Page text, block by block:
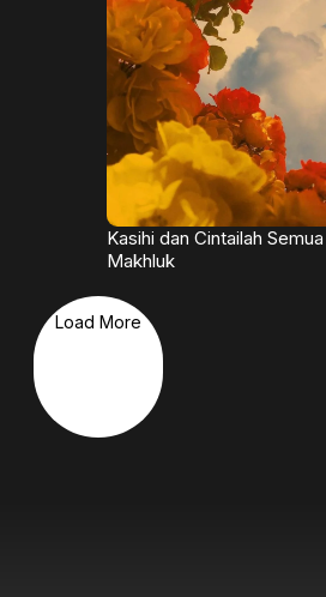
Kasihi dan Cintailah Semua
Makhluk
Load More